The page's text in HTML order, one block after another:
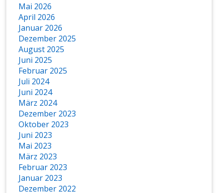
Mai 2026
April 2026
Januar 2026
Dezember 2025
August 2025
Juni 2025
Februar 2025
Juli 2024
Juni 2024
März 2024
Dezember 2023
Oktober 2023
Juni 2023
Mai 2023
März 2023
Februar 2023
Januar 2023
Dezember 2022